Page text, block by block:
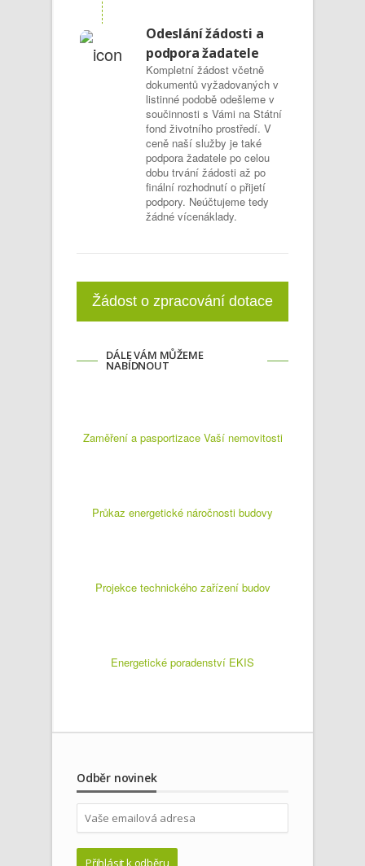
Odeslání žádosti a
podpora žadatele
Kompletní žádost včetně
dokumentů vyžadovaných v
listinné podobě odešleme v
součinnosti s Vámi na Státní
fond životního prostředí. V
ceně naší služby je také
podpora žadatele po celou
dobu trvání žádosti až po
finální rozhodnutí o přijetí
podpory. Neúčtujeme tedy
žádné vícenáklady.
Žádost o zpracování dotace
DÁLE VÁM MŮŽEME
NABÍDNOUT
Zaměření a pasportizace Vaší nemovitosti
Průkaz energetické náročnosti budovy
Projekce technického zařízení budov
Energetické poradenství EKIS
Odběr novinek